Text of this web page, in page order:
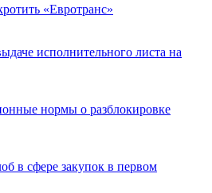
«Евротранс»
исполнительного листа на
нормы о разблокировке
в сфере закупок в первом